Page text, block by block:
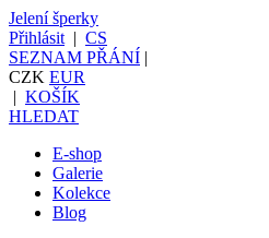
Jelení šperky
Přihlásit | CS
SEZNAM PŘÁNÍ |
CZK EUR
| KOŠÍK
HLEDAT
E-shop
Galerie
Kolekce
Blog